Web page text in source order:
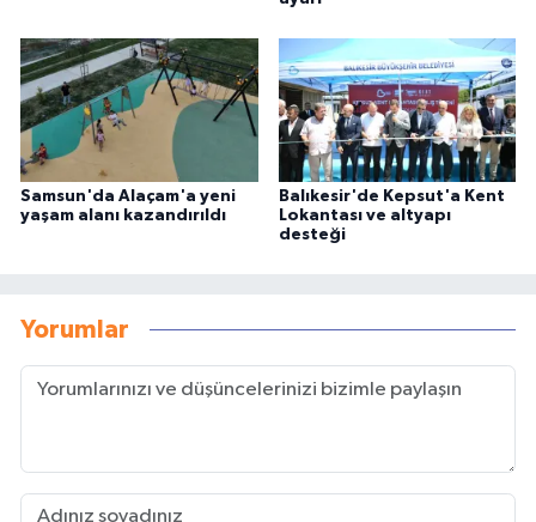
Samsun'da Alaçam'a yeni
yaşam alanı kazandırıldı
Balıkesir'de Kepsut'a Kent
Lokantası ve altyapı
desteği
Yorumlar